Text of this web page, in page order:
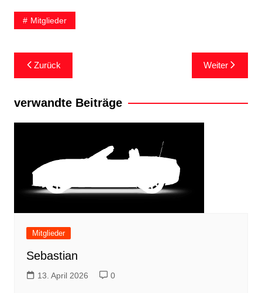
Mitglieder
Zurück Weiter
verwandte Beiträge
Mitglieder
Sebastian
13. April 2026 0